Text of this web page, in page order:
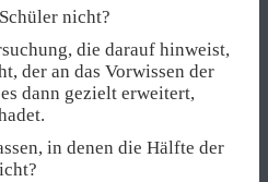
nicht?
die darauf hinweist,
der an das Vorwissen der
dann gezielt erweitert,
in denen die Hälfte der